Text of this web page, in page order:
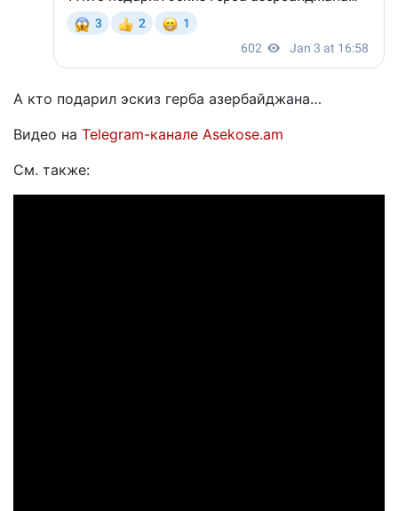
А кто подарил эскиз герба азербайджана…
Видео на Telegram-канале Asekose.am
См. также: